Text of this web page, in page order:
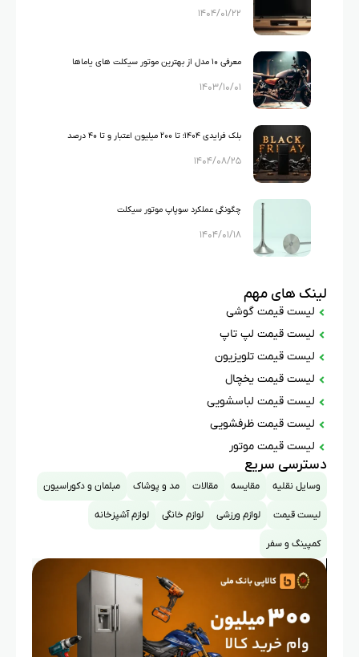
۱۴۰۴/۰۱/۲۲
معرفی ۱۰ مدل از بهترین موتور سیکلت های یاماها
۱۴۰۳/۱۰/۰۱
بلک فرایدی ۱۴۰۴؛ تا ۲۰۰ میلیون اعتبار و تا ۴۰ درصد
تخفیف و ارسال رایگان در بلک فرایدی الوقسطی
۱۴۰۴/۰۸/۲۵
چگونگی عملکرد سوپاپ موتور سیکلت
۱۴۰۴/۰۱/۱۸
لینک های مهم
لیست قیمت گوشی
لیست قیمت لپ تاپ
لیست قیمت تلویزیون
لیست قیمت یخچال
لیست قیمت لباسشویی
لیست قیمت ظرفشویی
لیست قیمت موتور
دسترسی سریع
وسایل نقلیه مقایسه مقالات مد و پوشاک مبلمان و دکوراسیون
لیست قیمت لوازم ورزشی لوازم خانگی لوازم آشپزخانه
کمپینگ و سفر